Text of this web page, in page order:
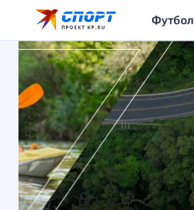
Футбол